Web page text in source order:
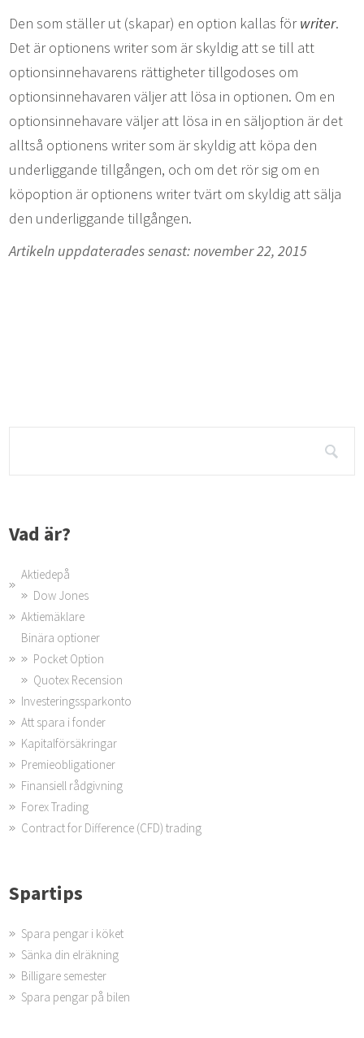
Den som ställer ut (skapar) en option kallas förwriter.
Det är optionens writer som är skyldig att se till att
optionsinnehavarens rättigheter tillgodoses om
optionsinnehavaren väljer att lösa in optionen. Om en
optionsinnehavare väljer att lösa in en säljoption är det
alltså optionens writer som är skyldig att köpa den
underliggande tillgången, och om det rör sig om en
köpoption är optionens writer tvärt om skyldig att sälja
den underliggande tillgången.
Artikeln uppdaterades senast: november 22, 2015
Vad är?
Aktiedepå
Dow Jones
Aktiemäklare
Binära optioner
Pocket Option
Quotex Recension
Investeringssparkonto
Att spara i fonder
Kapitalförsäkringar
Premieobligationer
Finansiell rådgivning
Forex Trading
Contract for Difference (CFD) trading
Spartips
Spara pengar i köket
Sänka din elräkning
Billigare semester
Spara pengar på bilen